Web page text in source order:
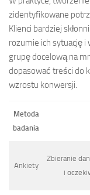
zidentyfikowane
Klienci bardziej
rozumie ich sytuację
grupę docelową na
dopasować treści do
wzrostu konwersji.
Metoda
badania
Ankiety
Zbieranie
i